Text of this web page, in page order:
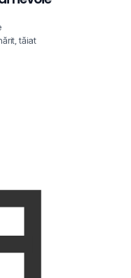
tăiat